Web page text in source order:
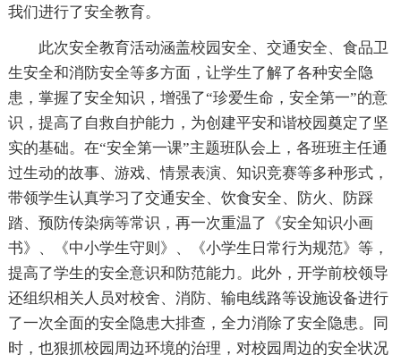
我们进行了安全教育。
此次安全教育活动涵盖校园安全、交通安全、食品卫
生安全和消防安全等多方面，让学生了解了各种安全隐
患，掌握了安全知识，增强了“珍爱生命，安全第一”的意
识，提高了自救自护能力，为创建平安和谐校园奠定了坚
实的基础。在“安全第一课”主题班队会上，各班班主任通
过生动的故事、游戏、情景表演、知识竞赛等多种形式，
带领学生认真学习了交通安全、饮食安全、防火、防踩
踏、预防传染病等常识，再一次重温了《安全知识小画
书》、《中小学生守则》、《小学生日常行为规范》等，
提高了学生的安全意识和防范能力。此外，开学前校领导
还组织相关人员对校舍、消防、输电线路等设施设备进行
了一次全面的安全隐患大排查，全力消除了安全隐患。同
时，也狠抓校园周边环境的治理，对校园周边的安全状况